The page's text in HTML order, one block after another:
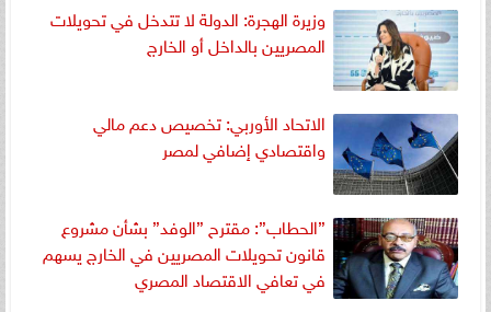
وزيرة الهجرة: الدولة لا تتدخل في تحويلات
المصريين بالداخل أو الخارج
الاتحاد الأوربي: تخصيص دعم مالي
واقتصادي إضافي لمصر
”الحطاب”: مقترح ”الوفد” بشأن مشروع
قانون تحويلات المصريين في الخارج يسهم
في تعافي الاقتصاد المصري